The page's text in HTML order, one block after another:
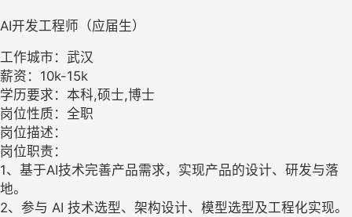
AI开发工程师（应届生）
工作城市：武汉
薪资：10k-15k
学历要求：本科,硕士,博士
岗位性质：全职
岗位描述：
岗位职责：
1、基于AI技术完善产品需求，实现产品的设计、研发与落
地。
2、参与 AI 技术选型、架构设计、模型选型及工程化实现。